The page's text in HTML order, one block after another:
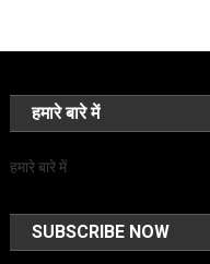
हमारे बारे में
हमारे बारे में
SUBSCRIBE NOW